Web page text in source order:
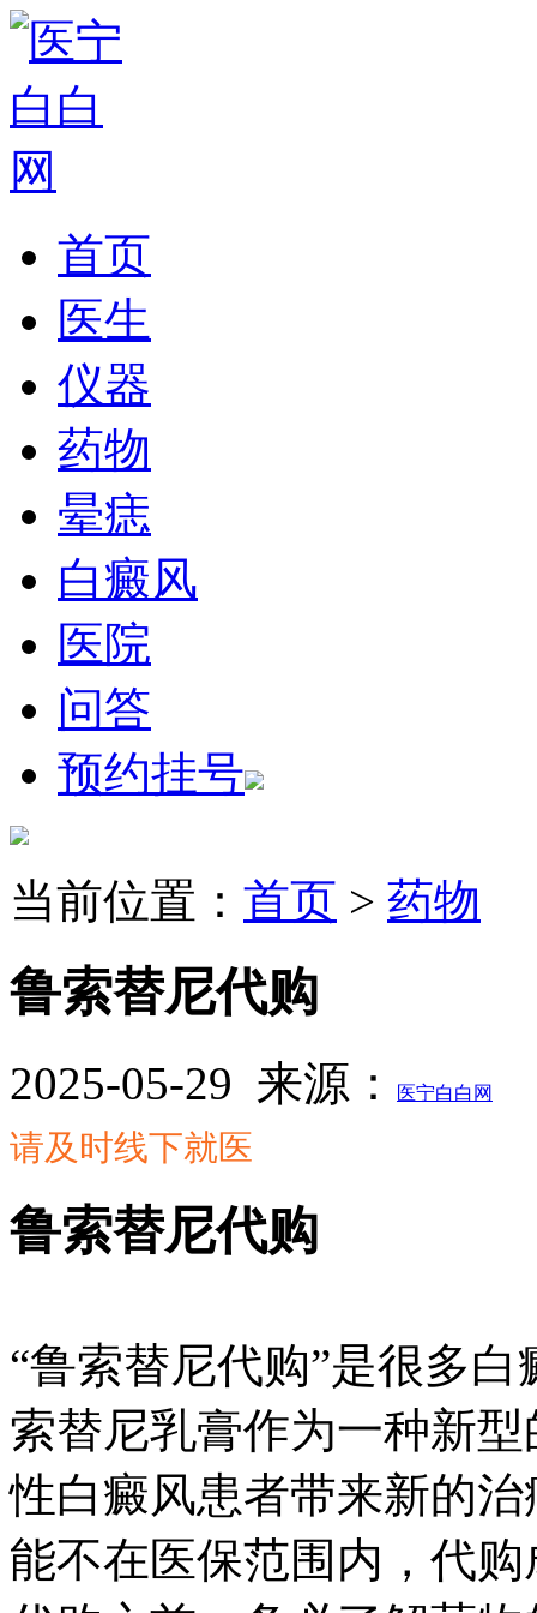
首页
医生
仪器
药物
晕痣
白癜风
医院
问答
预约挂号
当前位置： 首页 > 药物
鲁索替尼代购
2025-05-29 来源： 医宁白白网
请及时线下就医
鲁索替尼代购
“鲁索替尼代购”是很多
索替尼乳膏作为一种新
性白癜风患者带来新的
能不在医保范围内，代